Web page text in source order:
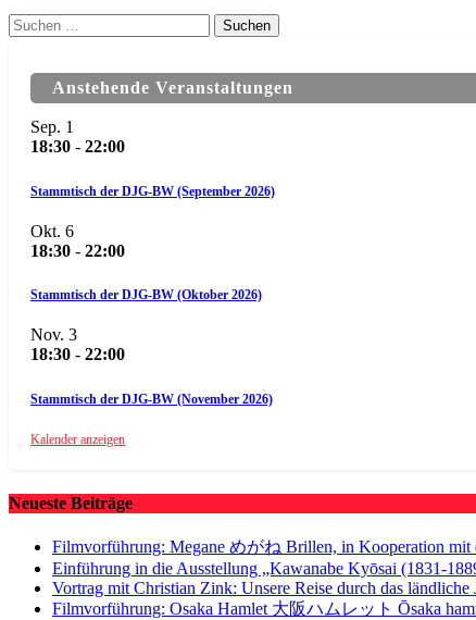
Suchen
nach:
Anstehende Veranstaltungen
Sep. 1
18:30 - 22:00
Stammtisch der DJG-BW (September 2026)
Okt. 6
18:30 - 22:00
Stammtisch der DJG-BW (Oktober 2026)
Nov. 3
18:30 - 22:00
Stammtisch der DJG-BW (November 2026)
Kalender anzeigen
Neueste Beiträge
Filmvorführung: Megane めがね Brillen, in Kooperation mit
Einführung in die Ausstellung „Kawanabe Kyōsai (1831-
Vortrag mit Christian Zink: Unsere Reise durch das ländliche
Filmvorführung: Osaka Hamlet 大阪ハムレット Ōsaka